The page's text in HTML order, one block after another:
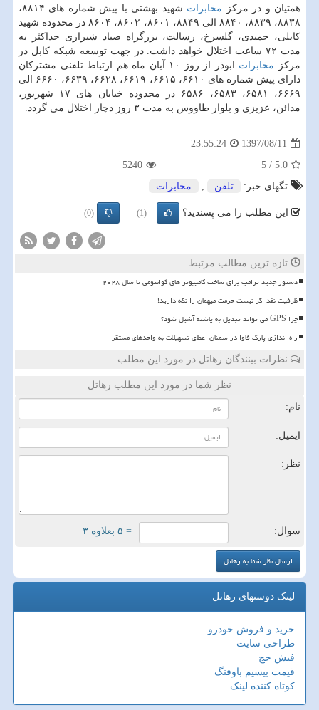
همتیان و در مركز مخابرات
شهید بهشتی با پیش شماره های ۸۸۱۴،
۸۸۳۸، ۸۸۳۹، ۸۸۴۰ الی ۸۸۴۹، ۸۶۰۱، ۸۶۰۲، ۸۶۰۴ در محدوده شهید
كابلی، حمیدی، گلسرخ، رسالت، بزرگراه صیاد شیرازی حداكثر به
مدت ۷۲ ساعت اختلال خواهد داشت. در جهت توسعه شبكه كابل در
مركز مخابرات
ابوذر از روز ۱۰ آبان ماه هم ارتباط تلفنی مشتركان
دارای پیش شماره های ۶۶۱۰، ۶۶۱۵، ۶۶۱۹، ۶۶۲۸، ۶۶۳۹، ۶۶۶۰ الی
۶۶۶۹، ۶۵۸۱، ۶۵۸۳، ۶۵۸۶ در محدوده خیابان های ۱۷ شهریور،
مدائن، عزیزی و بلوار طاووس به مدت ۳ روز دچار اختلال می گردد.
1397/08/11
23:55:24
5.0
/
5
5240
تگهای خبر:
تلفن , مخابرات
این مطلب را می پسندید؟ (1)
(0)
تازه ترین مطالب مرتبط
دستور جدید ترامپ برای ساخت کامپیوتر های کوانتومی تا سال ۲۰۲۸
ظرفیت نقد اگر نیست حرمت میهمان را نگه دارید!
چرا GPS می تواند تبدیل به پاشنه آشیل شود؟
راه اندازی پارک فاوا در سمنان اعطای تسهیلات به واحدهای مستقر
نظرات بینندگان رهاتل در مورد این مطلب
نظر شما در مورد این مطلب رهاتل
نام:
ایمیل:
نظر:
سوال: = ۵ بعلاوه ۳
لینک دوستهای رهاتل
خرید و فروش خودرو
طراحی سایت
فیش حج
قیمت بیسیم باوفنگ
کوتاه کننده لینک